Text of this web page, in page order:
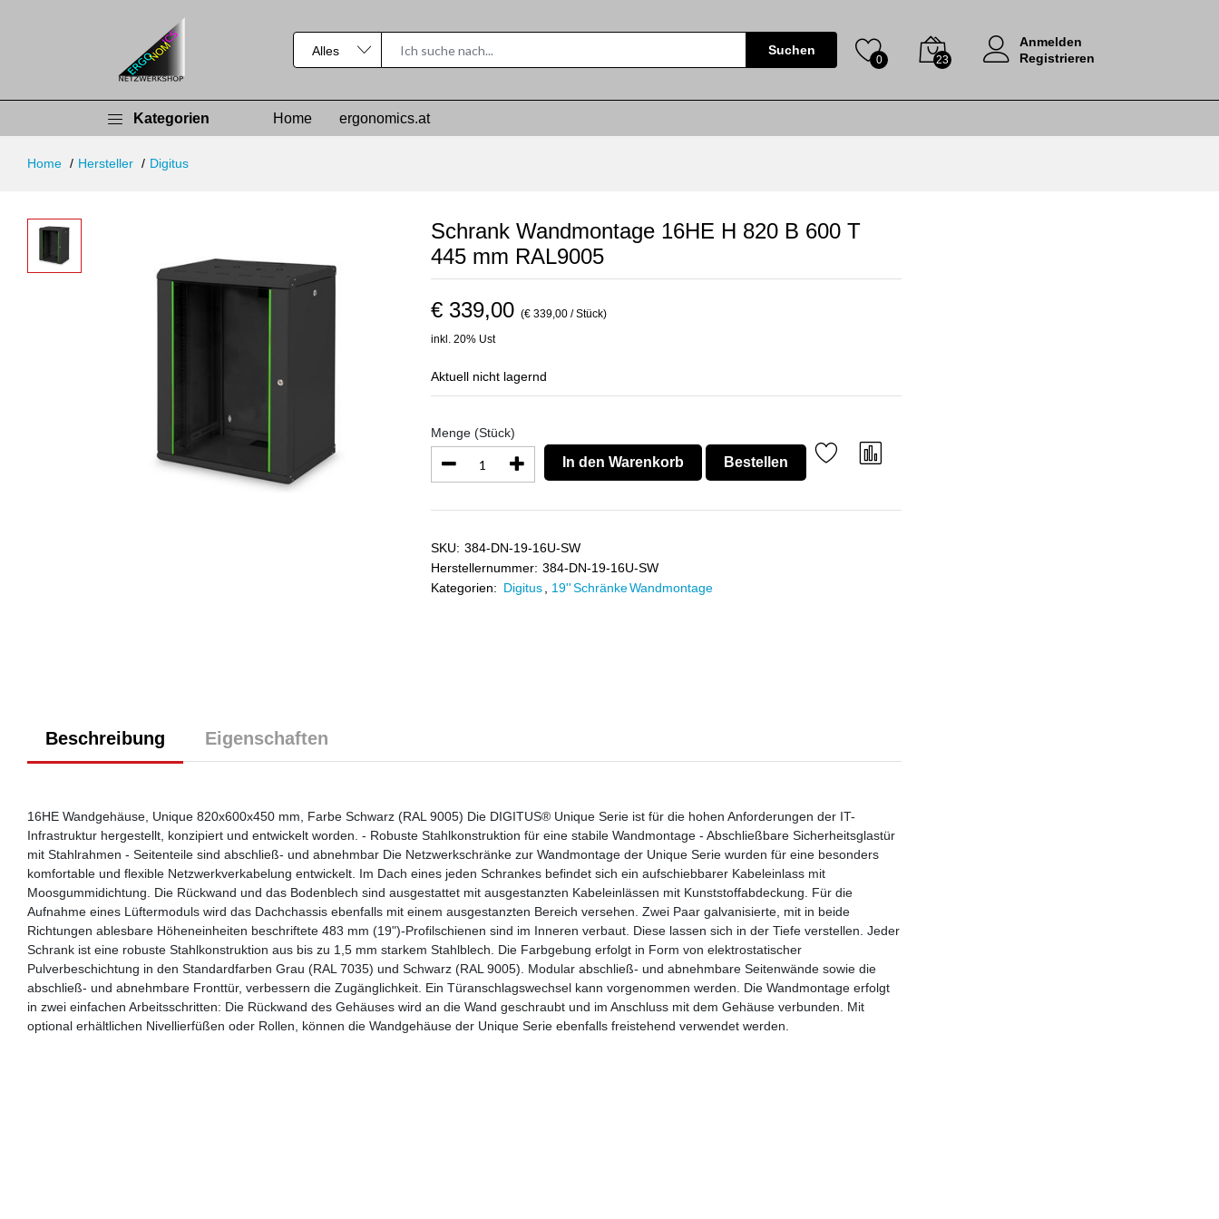
Suchen
0 23
Anmelden
Registrieren
Kategorien Home ergonomics.at
Home Hersteller Digitus
Schrank Wandmontage 16HE H 820 B 600 T
445 mm RAL9005
€ 339,00 (€ 339,00 / Stück)
inkl. 20% Ust
Aktuell nicht lagernd
Menge (Stück)
In den Warenkorb Bestellen
SKU: 384-DN-19-16U-SW
Herstellernummer: 384-DN-19-16U-SW
Kategorien: Digitus 19'' Schränke Wandmontage
Beschreibung Eigenschaften
16HE Wandgehäuse, Unique 820x600x450 mm, Farbe Schwarz (RAL 9005) Die DIGITUS® Unique Serie ist für die hohen Anforderungen der IT-
Infrastruktur hergestellt, konzipiert und entwickelt worden. - Robuste Stahlkonstruktion für eine stabile Wandmontage - Abschließbare Sicherheitsglastür
mit Stahlrahmen - Seitenteile sind abschließ- und abnehmbar Die Netzwerkschränke zur Wandmontage der Unique Serie wurden für eine besonders
komfortable und flexible Netzwerkverkabelung entwickelt. Im Dach eines jeden Schrankes befindet sich ein aufschiebbarer Kabeleinlass mit
Moosgummidichtung. Die Rückwand und das Bodenblech sind ausgestattet mit ausgestanzten Kabeleinlässen mit Kunststoffabdeckung. Für die
Aufnahme eines Lüftermoduls wird das Dachchassis ebenfalls mit einem ausgestanzten Bereich versehen. Zwei Paar galvanisierte, mit in beide
Richtungen ablesbare Höheneinheiten beschriftete 483 mm (19")-Profilschienen sind im Inneren verbaut. Diese lassen sich in der Tiefe verstellen. Jeder
Schrank ist eine robuste Stahlkonstruktion aus bis zu 1,5 mm starkem Stahlblech. Die Farbgebung erfolgt in Form von elektrostatischer
Pulverbeschichtung in den Standardfarben Grau (RAL 7035) und Schwarz (RAL 9005). Modular abschließ- und abnehmbare Seitenwände sowie die
abschließ- und abnehmbare Fronttür, verbessern die Zugänglichkeit. Ein Türanschlagswechsel kann vorgenommen werden. Die Wandmontage erfolgt
in zwei einfachen Arbeitsschritten: Die Rückwand des Gehäuses wird an die Wand geschraubt und im Anschluss mit dem Gehäuse verbunden. Mit
optional erhältlichen Nivellierfüßen oder Rollen, können die Wandgehäuse der Unique Serie ebenfalls freistehend verwendet werden.